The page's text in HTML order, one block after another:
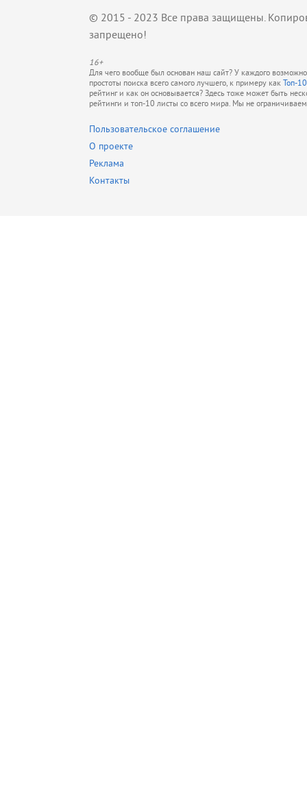
© 2015 - 2023 Все права защищены.
запрещено!
16+
Для чего вообще был основан наш сайт? У каждого
простоты поиска всего самого лучшего, к примеру как Топ-
рейтинг и как он основывается? Здесь тоже может быть
рейтинги и топ-10 листы со всего мира. Мы не
Пользовательское соглашение
О проекте
Реклама
Контакты